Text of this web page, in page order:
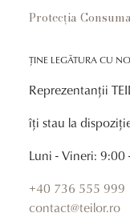
Protecția
ȚINE LEGĂTURA CU
Reprezentanții
îți stau la
Luni - Vineri: 9:00
+40 736 555 999
contact@teilor.ro